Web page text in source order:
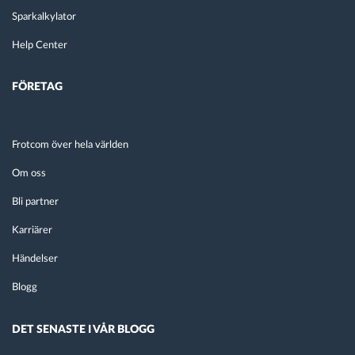
Sparkalkylator
Help Center
FÖRETAG
Frotcom över hela världen
Om oss
Bli partner
Karriärer
Händelser
Blogg
DET SENASTE I VÅR BLOGG